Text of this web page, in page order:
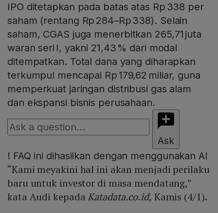
IPO ditetapkan pada batas atas Rp 338 per
saham (rentang Rp 284–Rp 338). Selain
saham, CGAS juga menerbitkan 265,71 juta
waran seri I, yakni 21,43 % dari modal
ditempatkan. Total dana yang diharapkan
terkumpul mencapai Rp 179,62 miliar, guna
memperkuat jaringan distribusi gas alam
dan ekspansi bisnis perusahaan.
Ask
! FAQ ini dihasilkan dengan menggunakan AI
“Kami meyakini hal ini akan menjadi perilaku
baru untuk investor di masa mendatang,”
kata Audi kepada Katadata.co.id, Kamis (4/1).